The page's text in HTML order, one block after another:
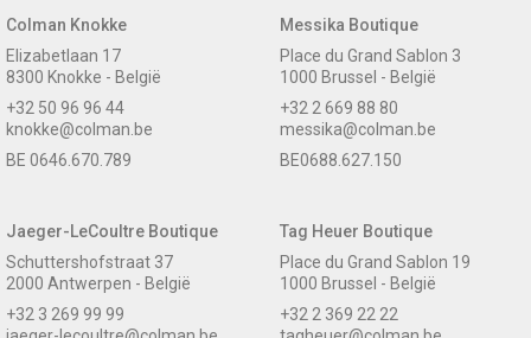
Colman Knokke
Elizabetlaan 17
8300 Knokke - België
+32 50 96 96 44
knokke@colman.be
BE 0646.670.789
Messika Boutique
Place du Grand Sablon 3
1000 Brussel - België
+32 2 669 88 80
messika@colman.be
BE0688.627.150
Jaeger-LeCoultre Boutique
Schuttershofstraat 37
2000 Antwerpen - België
+32 3 269 99 99
Tag Heuer Boutique
Place du Grand Sablon 19
1000 Brussel - België
+32 2 369 22 22